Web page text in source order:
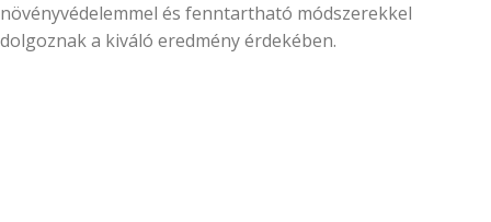
növényvédelemmel és fenntartható módszerekkel
dolgoznak a kiváló eredmény érdekében.